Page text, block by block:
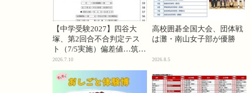
【中学受験2027】四谷大
塚、第2回合不合判定テス
ト（7/5実施）偏差値…筑駒
74・桜蔭70＜PR＞
2026.7.10
高校囲碁全国大会、団体戦
は灘・南山女子部が優勝
2026.8.5